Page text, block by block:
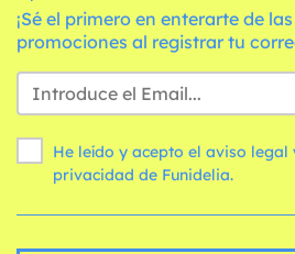
¡Sé el primero en enterarte de
promociones al registrar tu
He leído y acepto el aviso legal
privacidad de Funidelia.